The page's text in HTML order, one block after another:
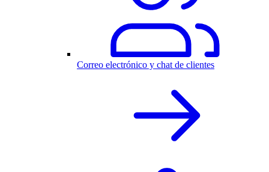
Correo electrónico y chat de clientes